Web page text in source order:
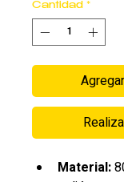
Cantidad *
Material: